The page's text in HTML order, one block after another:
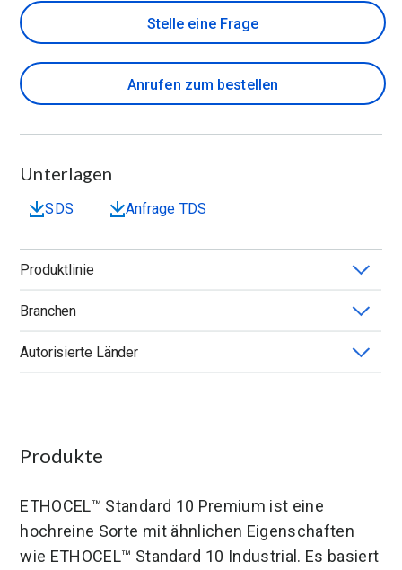
Stelle eine Frage
Anrufen zum bestellen
Unterlagen
SDS Anfrage TDS
Produktlinie
ETHOCEL™
Branchen
Autorisierte Länder
Produkte
ETHOCEL™ Standard 10 Premium ist eine
hochreine Sorte mit ähnlichen Eigenschaften
wie ETHOCEL™ Standard 10 Industrial. Es basiert